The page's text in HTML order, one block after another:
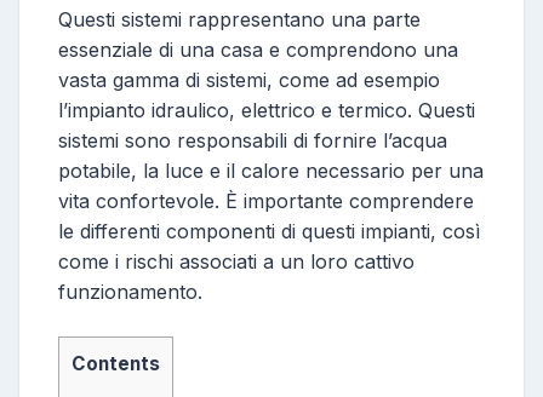
Questi sistemi rappresentano una parte
essenziale di una casa e comprendono una
vasta gamma di sistemi, come ad esempio
l’impianto idraulico, elettrico e termico. Questi
sistemi sono responsabili di fornire l’acqua
potabile, la luce e il calore necessario per una
vita confortevole. È importante comprendere
le differenti componenti di questi impianti, così
come i rischi associati a un loro cattivo
funzionamento.
Contents